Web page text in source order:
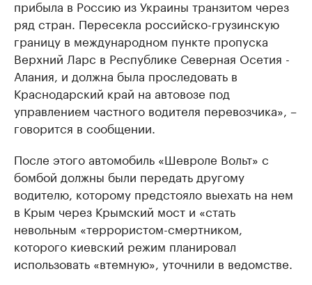
прибыла в Россию из Украины транзитом через
ряд стран. Пересекла российско-грузинскую
границу в международном пункте пропуска
Верхний Ларс в Республике Северная Осетия -
Алания, и должна была проследовать в
Краснодарский край на автовозе под
управлением частного водителя перевозчика», –
говорится в сообщении.
После этого автомобиль «Шевроле Вольт» с
бомбой должны были передать другому
водителю, которому предстояло выехать на нем
в Крым через Крымский мост и «стать
невольным «террористом-смертником,
которого киевский режим планировал
использовать «втемную», уточнили в ведомстве.